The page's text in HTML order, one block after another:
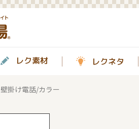
レク素材 レクネタ
壁掛け電話/カラー